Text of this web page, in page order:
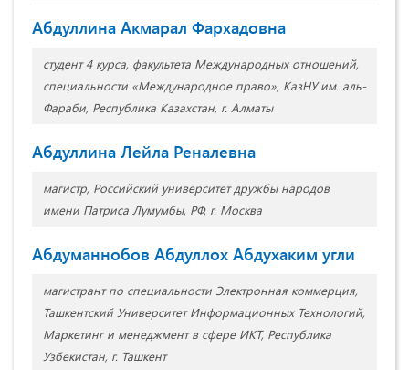
Абдуллина Акмарал Фархадовна
студент 4 курса, факультета Международных отношений,
специальности «Международное право», КазНУ им. аль-
Фараби, Республика Казахстан, г. Алматы
Абдуллина Лейла Реналевна
магистр, Российский университет дружбы народов
имени Патриса Лумумбы, РФ, г. Москва
Абдуманнобов Абдуллох Абдухаким угли
магистрант по специальности Электронная коммерция,
Ташкентский Университет Информационных Технологий,
Маркетинг и менеджмент в сфере ИКТ, Республика
Узбекистан, г. Ташкент